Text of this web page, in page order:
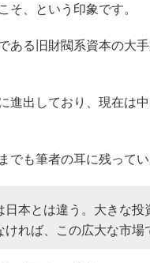
そ、という印象です。
る旧財閥系資本の大
進出しており、現在は
も筆者の耳に残ってい
日本とは違う。大きな投
ければ、この広大な市場